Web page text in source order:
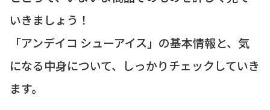
いきましょう！
「アンデイコ シューアイス」の基本情報と、気
になる中身について、しっかりチェックしていき
ます。